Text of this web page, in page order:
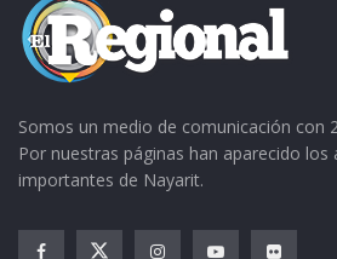
Somos un medio de comunicación con
Por nuestras páginas han aparecido
importantes de Nayarit.